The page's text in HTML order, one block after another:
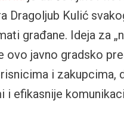
Dragoljub Kulić
građane. Ideja za
ovo javno gradsko
i zakupcima,
i efikasnije